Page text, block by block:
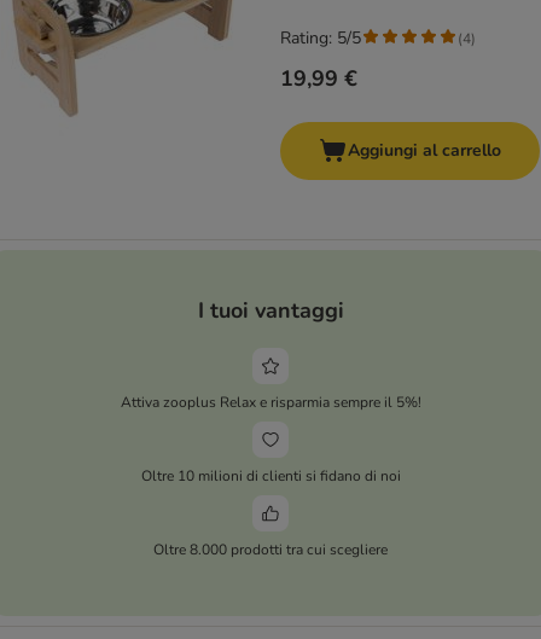
19,99 €
Rating: 5/5 (4)
Aggiungi al carrello
I tuoi vantaggi
Attiva zooplus Relax e risparmia sempre il 5%!
Oltre 10 milioni di clienti si fidano di noi
Oltre 8.000 prodotti tra cui scegliere